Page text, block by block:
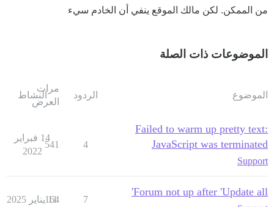
من الممكن. لكن مالك الموقع ينفي أن الخادم سيء
الموضوعات ذات الصلة
الموضوع الردود
مرات
العرض
النشاط
Failed to warm up pretty text:
JavaScript was terminated
Support
4
541
14 فبراير
2022
Forum not up after 'Update all'
7
164
11 يناير 2025